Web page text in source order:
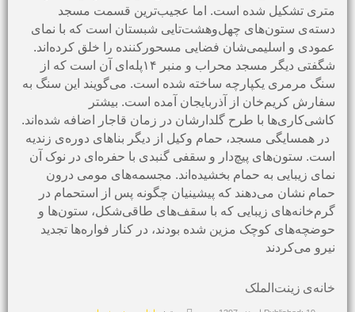
متری تشکیل شده است. اما عجیب‌ترین قسمت مسجد
دسته‌ی ستون‌های چهل‌وهشت‌تایی شبستان است که با نمای
عمودی و اسلیمی‌شان فضایی مسحورکننده را خلق کرده‌اند.
شگفتی دیگر مسجد محراب و منبر ۱۴پله‌ای آن است که از
سنگ مرمری یکپارچه‌ ساخته شده است. می‌گویند این سنگ به
سفارش کریم‌خان از آذربایجان آمده است. بیشتر
کاشی‌کاری‌ها با طرح گلدارشان در زمان قاجار اضافه شده‌اند.
در همسایگی مسجد، حمام وکیل از دیگر بناهای دوره‌ی زندیه
است. ستون‌های پیچ‌دار و سقفی گنبدی با حفره‌ای در نوک آن
نمای زیبایی به حمام بخشیده‌اند. مجسمه‌های مومی درون
حمام نشان می‌دهند که پیشینیان چگونه پس از استحمام در
گرم‌خانه‌های زیبایی که با سقف‌های طاقی‌شکل، ستون‌ها و
حوضچه‌های کوچک مزین شده بودند، در کنار فواره‌ها تجدید
نیرو می‌کردند
خانه‌ی زینت‌الملک